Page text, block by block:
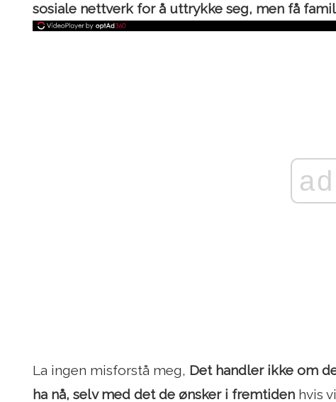
sosiale nettverk for å uttrykke seg, men få
ad
La ingen misforstå meg, Det handler ikke om
ha nå, selv med det de ønsker i fremtiden hvis